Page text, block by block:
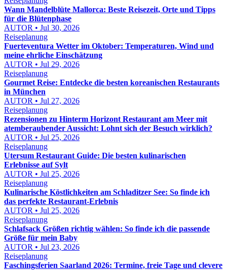
Wann Mandelblüte Mallorca: Beste Reisezeit, Orte und Tipps
für die Blütenphase
AUTOR • Jul 30, 2026
Reiseplanung
Fuerteventura Wetter im Oktober: Temperaturen, Wind und
meine ehrliche Einschätzung
AUTOR • Jul 29, 2026
Reiseplanung
Gourmet Reise: Entdecke die besten koreanischen Restaurants
in München
AUTOR • Jul 27, 2026
Reiseplanung
Rezensionen zu Hinterm Horizont Restaurant am Meer mit
atemberaubender Aussicht: Lohnt sich der Besuch wirklich?
AUTOR • Jul 25, 2026
Reiseplanung
Utersum Restaurant Guide: Die besten kulinarischen
Erlebnisse auf Sylt
AUTOR • Jul 25, 2026
Reiseplanung
Kulinarische Köstlichkeiten am Schladitzer See: So finde ich
das perfekte Restaurant-Erlebnis
AUTOR • Jul 25, 2026
Reiseplanung
Schlafsack Größen richtig wählen: So finde ich die passende
Größe für mein Baby
AUTOR • Jul 23, 2026
Reiseplanung
Faschingsferien Saarland 2026: Termine, freie Tage und clevere